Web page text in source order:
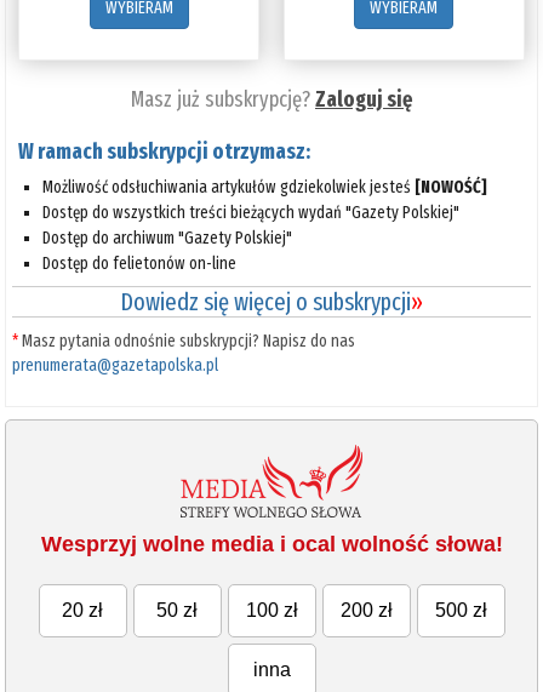
WYBIERAM
WYBIERAM
Masz już subskrypcję?Zaloguj się
W ramach subskrypcji otrzymasz:
Możliwość odsłuchiwania artykułów gdziekolwiek jesteś [NOWOŚĆ]
Dostęp do wszystkich treści bieżących wydań "Gazety Polskiej"
Dostęp do archiwum "Gazety Polskiej"
Dostęp do felietonów on-line
Dowiedz się więcej o subskrypcji»
*Masz pytania odnośnie subskrypcji? Napisz do nas
prenumerata@gazetapolska.pl
Wesprzyj wolne media i ocal wolność słowa!
20 zł 50 zł 100 zł 200 zł 500 zł
inna